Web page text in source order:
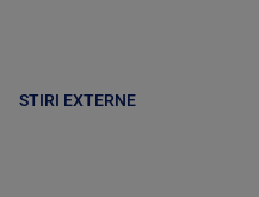
STIRI EXTERNE